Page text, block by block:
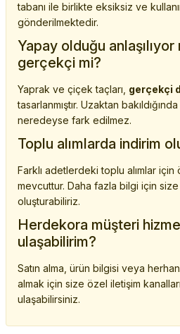
tabanı ile birlikte eksiksiz ve
gönderilmektedir.
Yapay olduğu
gerçekçi mi?
Yaprak ve çiçek taçları, gerçekçi
tasarlanmıştır. Uzaktan
neredeyse fark edilmez.
Toplu alımlarda indirim
Farklı adetlerdeki toplu alımlar
mevcuttur. Daha fazla bilgi için
oluşturabiliriz.
Herdekora müşteri
ulaşabilirim?
Satın alma, ürün bilgisi veya
almak için size özel iletişim
ulaşabilirsiniz.